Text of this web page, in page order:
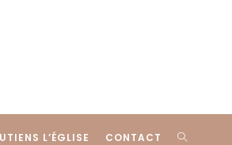
L’ÉGLISE CONTACT